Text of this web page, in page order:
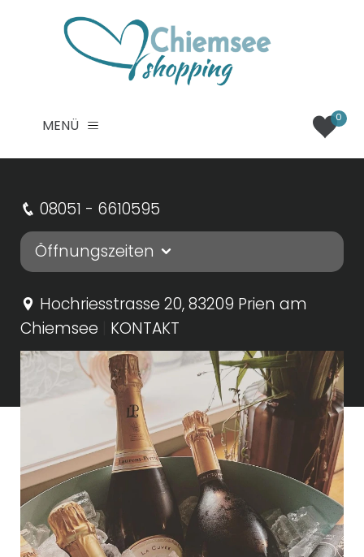
MENÜ 0
08051 - 6610595
Öffnungszeiten
DIENSTAG
09:00 - 17:00
09:00 - 17:00
DONNERSTAG:
17:00
09:00-17:00
SAMSTAG:
09:00-
Hochriesstrasse 20, 83209 Prien am
Chiemsee
KONTAKT